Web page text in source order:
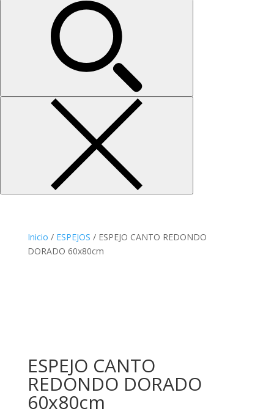
Inicio / ESPEJOS / ESPEJO CANTO REDONDO
DORADO 60x80cm
ESPEJO CANTO
REDONDO DORADO
60x80cm